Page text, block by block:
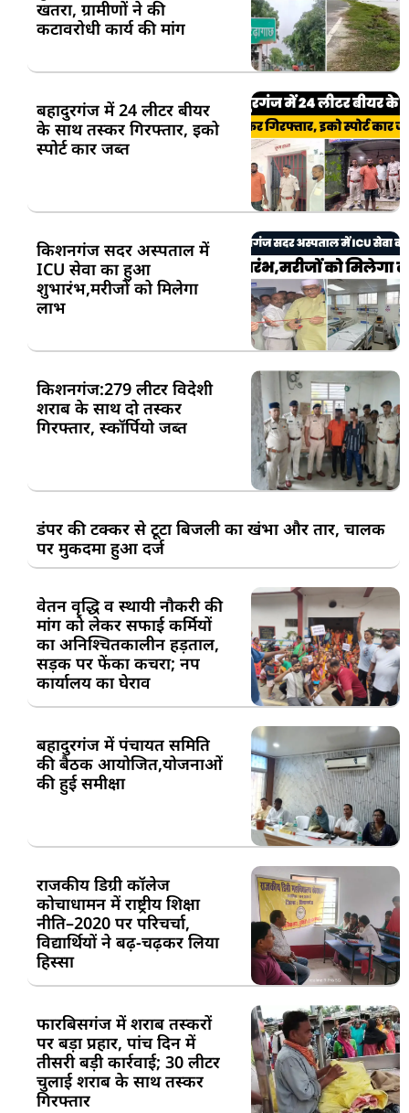
खतरा, ग्रामीणों ने की
कटावरोधी कार्य की मांग
बहादुरगंज में 24 लीटर बीयर
के साथ तस्कर गिरफ्तार, इको
स्पोर्ट कार जब्त
किशनगंज सदर अस्पताल में
ICU सेवा का हुआ
शुभारंभ,मरीजों को मिलेगा
लाभ
किशनगंज:279 लीटर विदेशी
शराब के साथ दो तस्कर
गिरफ्तार, स्कॉर्पियो जब्त
डंपर की टक्कर से टूटा बिजली का खंभा और तार, चालक
पर मुकदमा हुआ दर्ज
वेतन वृद्धि व स्थायी नौकरी की
मांग को लेकर सफाई कर्मियों
का अनिश्चितकालीन हड़ताल,
सड़क पर फेंका कचरा; नप
कार्यालय का घेराव
बहादुरगंज में पंचायत समिति
की बैठक आयोजित,योजनाओं
की हुई समीक्षा
राजकीय डिग्री कॉलेज
कोचाधामन में राष्ट्रीय शिक्षा
नीति–2020 पर परिचर्चा,
विद्यार्थियों ने बढ़-चढ़कर लिया
हिस्सा
फारबिसगंज में शराब तस्करों
पर बड़ा प्रहार, पांच दिन में
तीसरी बड़ी कार्रवाई; 30 लीटर
चुलाई शराब के साथ तस्कर
गिरफ्तार